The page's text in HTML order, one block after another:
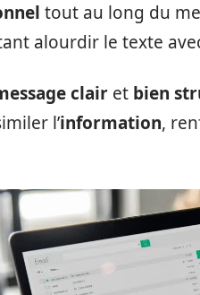
tout au long du
alourdir le texte
clair et bien
l’information,